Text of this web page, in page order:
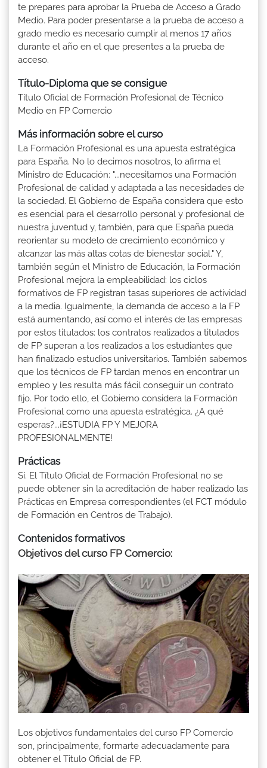
te prepares para aprobar la Prueba de Acceso a Grado
Medio. Para poder presentarse a la prueba de acceso a
grado medio es necesario cumplir al menos 17 años
durante el año en el que presentes a la prueba de
acceso.
Título-Diploma que se consigue
Título Oficial de Formación Profesional de Técnico
Medio en FP Comercio
Más información sobre el curso
La Formación Profesional es una apuesta estratégica
para España. No lo decimos nosotros, lo afirma el
Ministro de Educación: "...necesitamos una Formación
Profesional de calidad y adaptada a las necesidades de
la sociedad. El Gobierno de España considera que esto
es esencial para el desarrollo personal y profesional de
nuestra juventud y, también, para que España pueda
reorientar su modelo de crecimiento económico y
alcanzar las más altas cotas de bienestar social." Y,
también según el Ministro de Educación, la Formación
Profesional mejora la empleabilidad: los ciclos
formativos de FP registran tasas superiores de actividad
a la media. Igualmente, la demanda de acceso a la FP
está aumentando, así como el interés de las empresas
por estos titulados: los contratos realizados a titulados
de FP superan a los realizados a los estudiantes que
han finalizado estudios universitarios. También sabemos
que los técnicos de FP tardan menos en encontrar un
empleo y les resulta más fácil conseguir un contrato
fijo. Por todo ello, el Gobierno considera la Formación
Profesional como una apuesta estratégica. ¿A qué
esperas?...¡ESTUDIA FP Y MEJORA
PROFESIONALMENTE!
Prácticas
Sí. El Título Oficial de Formación Profesional no se
puede obtener sin la acreditación de haber realizado las
Prácticas en Empresa correspondientes (el FCT módulo
de Formación en Centros de Trabajo).
Contenidos formativos
Objetivos del curso FP Comercio:
Los objetivos fundamentales del curso FP Comercio
son, principalmente, formarte adecuadamente para
obtener el Titulo Oficial de FP.